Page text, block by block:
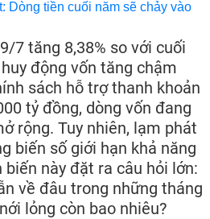
7 tăng 8,38% so với cuối
động vốn tăng chậm
sách hỗ trợ thanh khoản
tỷ đồng, dòng vốn đang
rộng. Tuy nhiên, lạm phát
biến số giới hạn khả năng
này đặt ra câu hỏi lớn:
về đâu trong những tháng
lỏng còn bao nhiêu?